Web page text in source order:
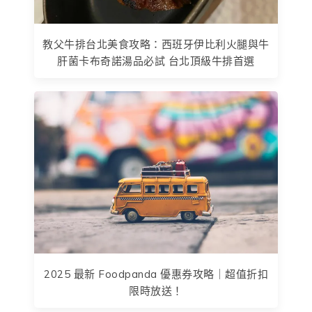
教父牛排台北美食攻略：西班牙伊比利火腿與牛
肝菌卡布奇諾湯品必試 台北頂級牛排首選
2025 最新 Foodpanda 優惠券攻略｜超值折扣
限時放送！